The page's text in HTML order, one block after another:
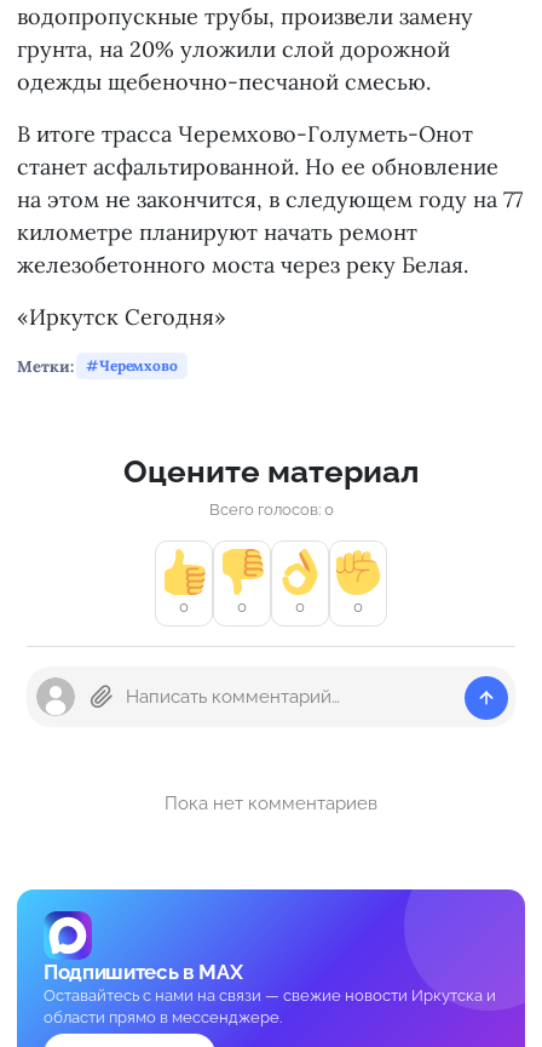
водопропускные трубы, произвели замену
грунта, на 20% уложили слой дорожной
одежды щебеночно-песчаной смесью.
В итоге трасса Черемхово-Голуметь-Онот
станет асфальтированной. Но ее обновление
на этом не закончится, в следующем году на 77
километре планируют начать ремонт
железобетонного моста через реку Белая.
«Иркутск Сегодня»
Метки: Черемхово
Оцените материал
Всего голосов: 0
0 0 0 0
Пока нет комментариев
Подпишитесь в MAX
Оставайтесь с нами на связи — свежие новости Иркутска и
области прямо в мессенджере.